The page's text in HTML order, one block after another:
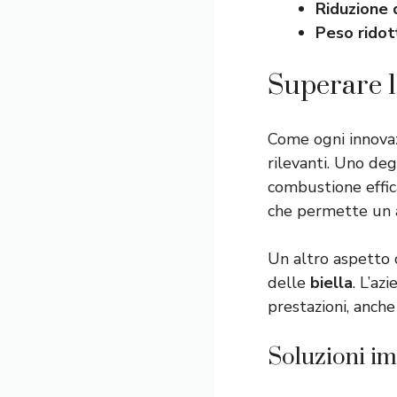
Peso
Superare
Come ogni
rilevanti. Uno
combustione
che permette un
Un altro aspetto
delle biella.
prestazioni,
Soluzioni